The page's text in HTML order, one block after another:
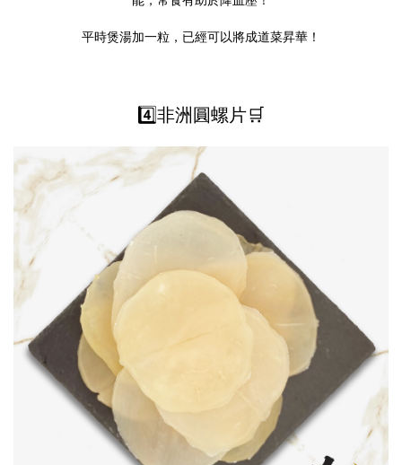
平時煲湯加一粒，已經可以將成道菜昇華！
4️⃣非洲圓螺片🛒